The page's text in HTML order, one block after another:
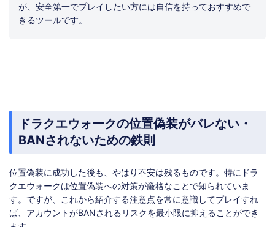
が、安全第一でプレイしたい方には自信を持っておすすめで
きるツールです。
ドラクエウォークの位置偽装がバレない・
BANされないための鉄則
位置偽装に成功した後も、やはり不安は残るものです。特にドラ
クエウォークは位置偽装への対策が厳格なことで知られていま
す。ですが、これから紹介する注意点を常に意識してプレイすれ
ば、アカウントがBANされるリスクを最小限に抑えることができ